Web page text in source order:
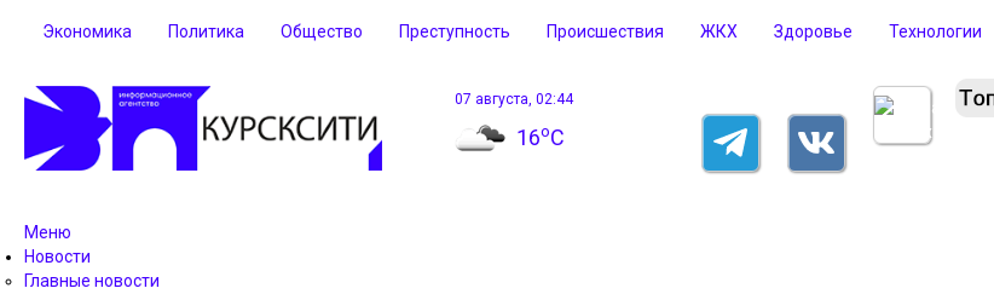
Экономика Политика Общество Преступность Происшествия ЖКХ Здоровье Технологии
07 августа, 02:44
16oC
Меню
Новости
Главные новости